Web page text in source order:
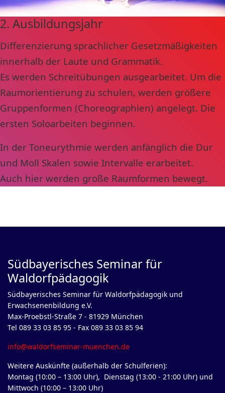
2. Ausbildungsjahr
Differenzierung sprachlicher Gesetzmäßigkeiten
innerhalb der Laute und Grammatik.
Es werden Schreitübungen ausgearbeitet. Um die
Raumorientierung zu schulen, werden größere
Gruppenformen (Choreographien) angelegt. Die
ersten Soloarbeiten beginnen.
In der Toneurythmie werden anfänglich die Dur
und Moll Skalen sowie Intervalle erarbeitet.
Auch hier werden große Raumformen bewegt.
Südbayerisches Seminar für
Waldorfpädagogik
Südbayerisches Seminar für Waldorfpädagogik und
Erwachsenenbildung e.V.
Max-Proebstl-Straße 7 - 81929 München
Tel 089 33 03 85 95 - Fax 089 33 03 85 94
info@waldorfseminar-muenchen.de
Weitere Auskünfte (außerhalb der Schulferien):
Montag (10:00 – 13:00 Uhr), Dienstag (13:00 - 21:00 Uhr) und
Mittwoch (10:00 – 13:00 Uhr)